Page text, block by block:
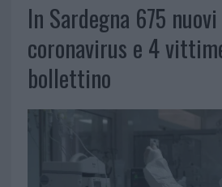
In Sardegna 675
coronavirus e 4
bollettino